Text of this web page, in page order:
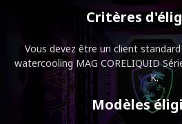
Critères
Vous devez être un client
watercooling MAG CORELIQUID
K.
Modèles